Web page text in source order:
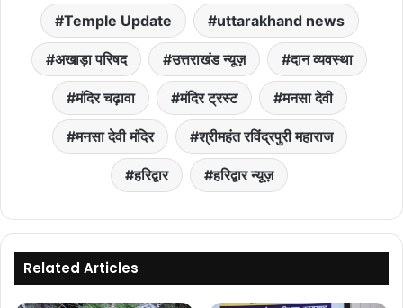
Temple Update uttarakhand news
अखाड़ा परिषद उत्तराखंड न्यूज़ दान व्यवस्था
मंदिर चढ़ावा मंदिर ट्रस्ट मनसा देवी
मनसा देवी मंदिर श्रीमहंत रविंद्रपुरी महाराज
हरिद्वार हरिद्वार न्यूज़
Related Articles